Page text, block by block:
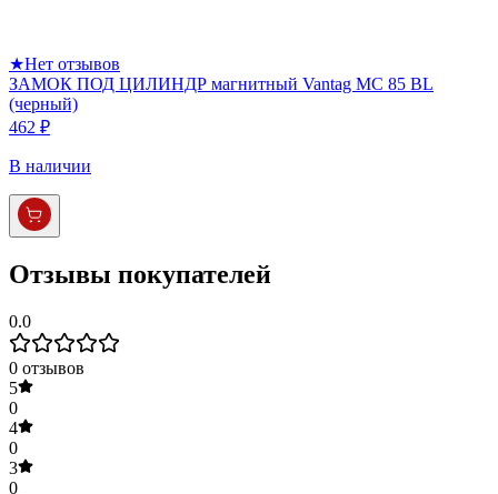
★Нет отзывов
ЗАМОК ПОД ЦИЛИНДР магнитный Vantag МС 85 BL
(черный)
462 ₽
В наличии
Отзывы покупателей
0.0
0 отзывов
5
0
4
0
3
0